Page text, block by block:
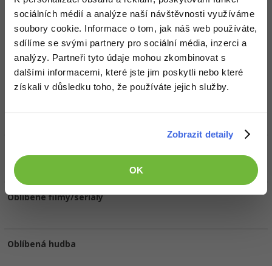
sociálních médií a analýze naší návštěvnosti využíváme
soubory cookie. Informace o tom, jak náš web používáte,
sdílíme se svými partnery pro sociální média, inzerci a
analýzy. Partneři tyto údaje mohou zkombinovat s
dalšími informacemi, které jste jim poskytli nebo které
získali v důsledku toho, že používáte jejich služby.
Zobrazit detaily
OK
Ocenění
Irimitenkan zatím nezískal žádná ocenění.
Doplňující informace
Oblíbené IDE, Editor
Oblíbené filmy/seriály
Oblíbená hudba